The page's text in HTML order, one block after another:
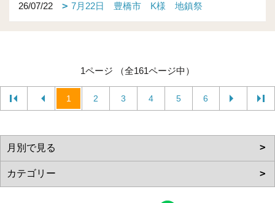
26/07/22 7月22日 豊橋市 K様 地鎮祭
1ページ （全161ページ中）
1 2 3 4 5 6